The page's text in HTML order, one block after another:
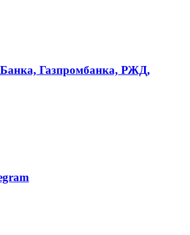
Банка, Газпромбанка, РЖД,